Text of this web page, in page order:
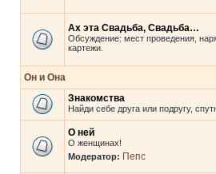
Ах эта Свадьба, Свадьба…
Обсуждение: мест проведения,
картежи.
Он и Она
Знакомства
Найди себе друга или подругу,
О ней
О женщинах!
Модератор: Пепс